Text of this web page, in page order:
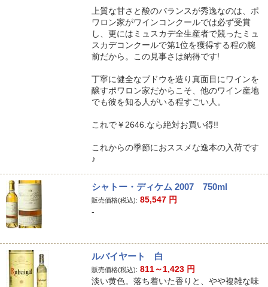
上質な甘さと酸のバランスが秀逸なのは、ポ
ワロン家がワインコンクールでは必ず受賞
し、更にはミュスカデ全生産者で競ったミュ
スカデコンクールで第1位を獲得する程の腕
前だから。この見事さは納得です!
丁寧に健全なブドウを造り真面目にワインを
醸すポワロン家だからこそ、他のワイン産地
でも彼を知る人がいる程すごい人。
これで￥2646.なら絶対お買い得!!
これからの季節におススメな逸本の入荷です
♪
シャトー・ディケム 2007 750ml
販売価格(税込): 85,547 円
-
ルバイヤート 白
販売価格(税込): 811～1,423 円
淡い黄色。落ち着いた香りと、やや複雑な味